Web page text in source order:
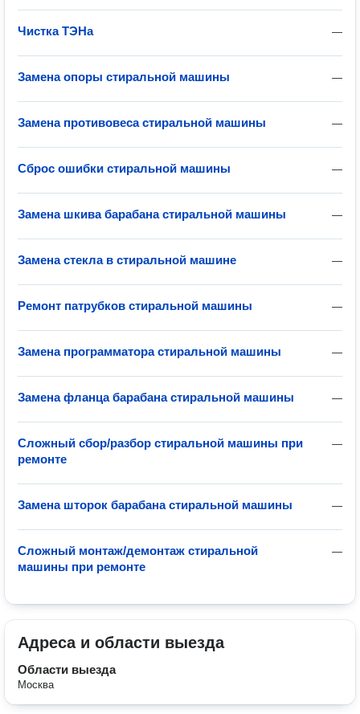
—
Чистка ТЭНа
—
Замена опоры стиральной машины
—
Замена противовеса стиральной машины
—
Сброс ошибки стиральной машины
—
Замена шкива барабана стиральной машины
—
Замена стекла в стиральной машине
—
Ремонт патрубков стиральной машины
—
Замена программатора стиральной машины
—
Замена фланца барабана стиральной машины
—
Сложный сбор/разбор стиральной машины при
ремонте
—
Замена шторок барабана стиральной машины
—
Сложный монтаж/демонтаж стиральной
машины при ремонте
Адреса и области выезда
Области выезда
Москва